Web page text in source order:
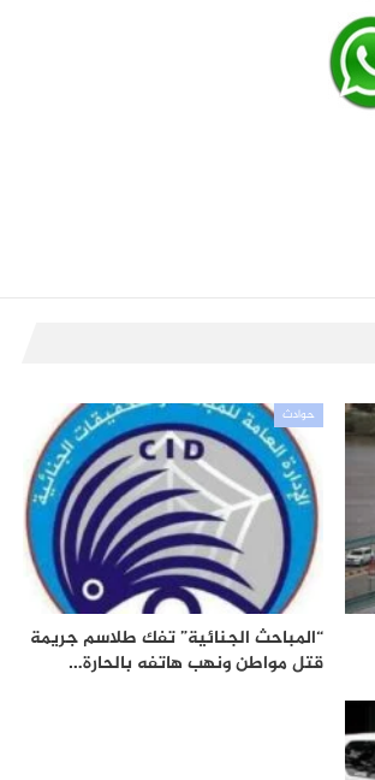
حوادث
“المباحث الجنائية” تفك طلاسم جريمة
قتل مواطن ونهب هاتفه بالحارة…